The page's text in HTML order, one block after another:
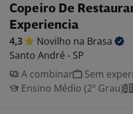
Copeiro De
Experiencia
4,3 Novilho na Brasa
Santo André - SP
A combinar
Sem
Ensino Médio (2º Grau)